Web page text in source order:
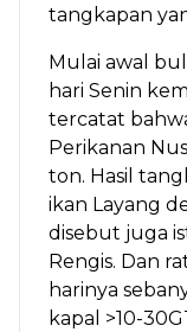
tangkapan
Mulai awal
hari Senin
tercatat
Perikanan
ton. Hasil
ikan Layang
disebut juga
Rengis. Dan
harinya
kapal >10-